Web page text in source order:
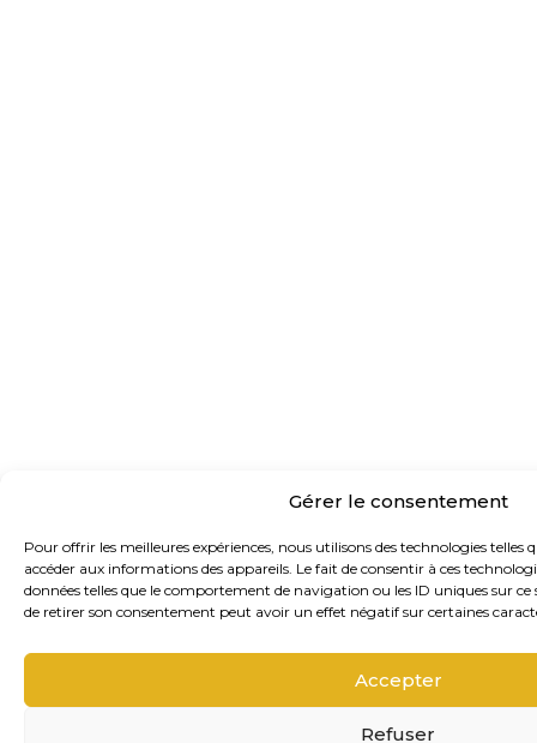
Gérer le consentement
Pour offrir les meilleures expériences, nous utilisons des technologies telles
accéder aux informations des appareils. Le fait de consentir à ces
données telles que le comportement de navigation ou les ID uniques sur ce
de retirer son consentement peut avoir un effet négatif sur certaines
Accepter
Refuser